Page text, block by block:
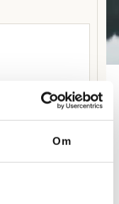
Om